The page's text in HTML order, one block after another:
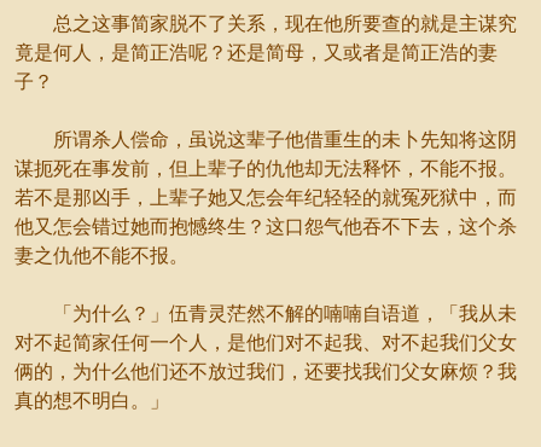
总之这事简家脱不了关系，现在他所要查的就是主谋究
竟是何人，是简正浩呢？还是简母，又或者是简正浩的妻
子？
所谓杀人偿命，虽说这辈子他借重生的未卜先知将这阴
谋扼死在事发前，但上辈子的仇他却无法释怀，不能不报。
若不是那凶手，上辈子她又怎会年纪轻轻的就冤死狱中，而
他又怎会错过她而抱憾终生？这口怨气他吞不下去，这个杀
妻之仇他不能不报。
「为什么？」伍青灵茫然不解的喃喃自语道，「我从未
对不起简家任何一个人，是他们对不起我、对不起我们父女
俩的，为什么他们还不放过我们，还要找我们父女麻烦？我
真的想不明白。」